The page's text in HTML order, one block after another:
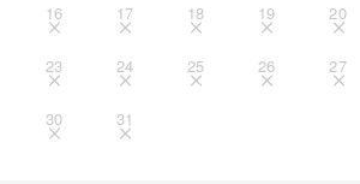
16 17 18 19 20
23 24 25 26 27
30 31